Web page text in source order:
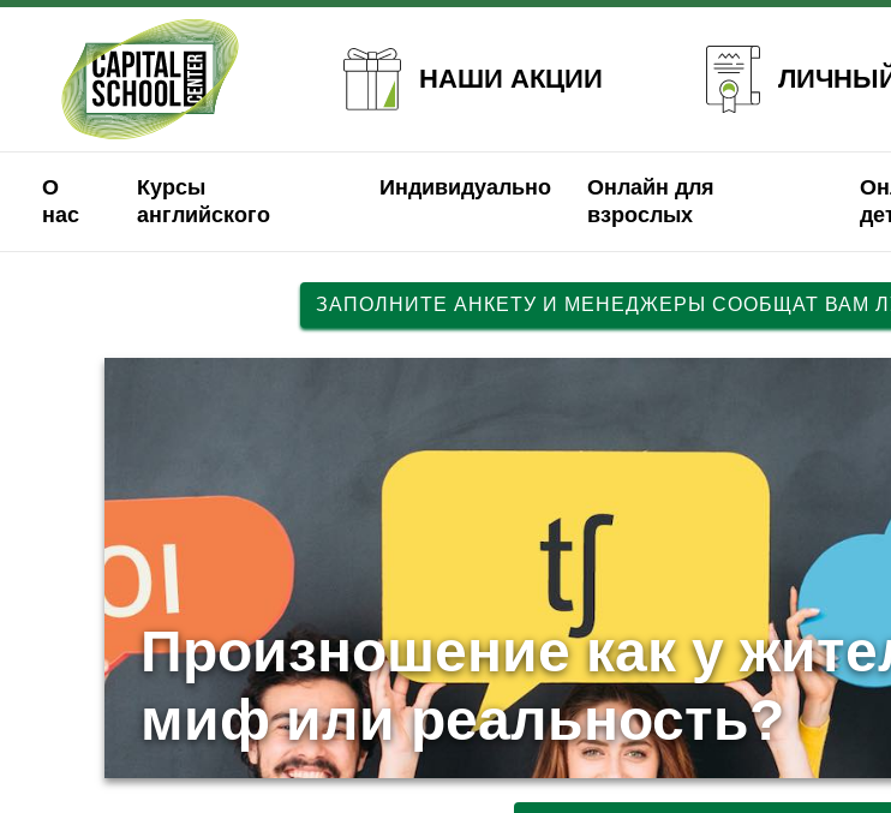
НАШИ АКЦИИ
О
нас
Курсы
английского
Индивидуально
Онлайн для
взрослых
ЗАПОЛНИТЕ АНКЕТУ И МЕНЕДЖЕРЫ СООБЩАТ ВАМ
Произношение как у
миф или реальность?